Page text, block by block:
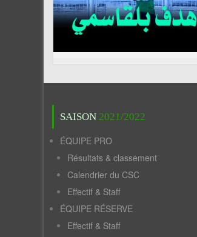
SAISON 2021/2022
ÉQUIPE PRO
Résultats & classement
Calendrier du CSC
Effectif & Staff
ÉQUIPE RÉSERVE
Effectif & Staff